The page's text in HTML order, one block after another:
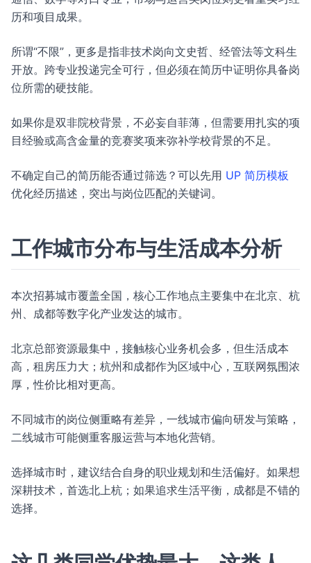
历和项目成果。
所谓“不限”，更多是指非技术岗向文史哲、经管法等文科生
开放。跨专业投递完全可行，但必须在简历中证明你具备岗
位所需的硬技能。
如果你是双非院校背景，不必妄自菲薄，但需要用扎实的项
目经验或高含金量的竞赛奖项来弥补学校背景的不足。
不确定自己的简历能否通过筛选？可以先用 UP 简历模板
优化经历描述，突出与岗位匹配的关键词。
工作城市分布与生活成本分析
本次招募城市覆盖全国，核心工作地点主要集中在北京、杭
州、成都等数字化产业发达的城市。
北京总部资源最集中，接触核心业务机会多，但生活成本
高，租房压力大；杭州和成都作为区域中心，互联网氛围浓
厚，性价比相对更高。
不同城市的岗位侧重略有差异，一线城市偏向研发与策略，
二线城市可能侧重客服运营与本地化营销。
选择城市时，建议结合自身的职业规划和生活偏好。如果想
深耕技术，首选北上杭；如果追求生活平衡，成都是不错的
选择。